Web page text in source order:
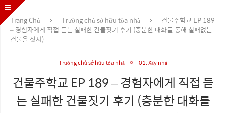
Trang Chủ Trường chủ sở hữu tòa nhà
건물주학교 EP 189
– 경험자에게 직접 듣는 실패한 건물짓기 후기 (충분한 대화를 통해 실패없는
건물을 짓자)
Trường chủ sở hữu tòa nhà 01. Xây nhà
건물주학교 EP 189 – 경험자에게 직접 듣
는 실패한 건물짓기 후기 (충분한 대화를